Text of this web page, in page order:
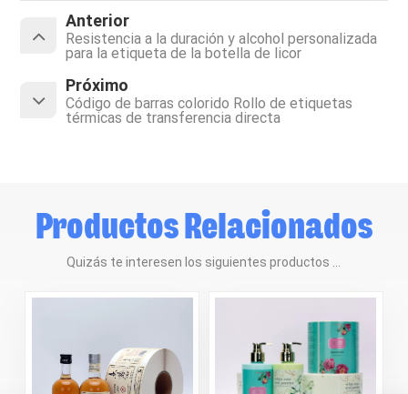
Anterior
Resistencia a la duración y alcohol personalizada
para la etiqueta de la botella de licor
Próximo
Código de barras colorido Rollo de etiquetas
térmicas de transferencia directa
Productos Relacionados
Quizás te interesen los siguientes productos ...